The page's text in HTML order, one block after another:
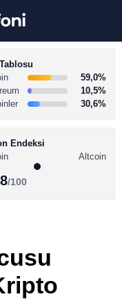
Youtube
TikTok
59,0%
10,5%
30,6%
Endeksi
Altcoin
/100